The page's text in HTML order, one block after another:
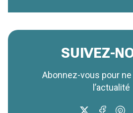
SUIVEZ-
Abonnez-vous pour
l’actualité